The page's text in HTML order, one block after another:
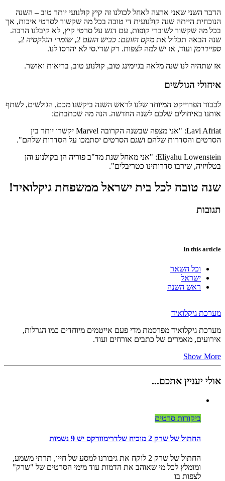
הדבר השני שאני ארצה לאחל לכולנו זה קיץ קולנועי יותר טוב – השנה
הנוכחית הייתה שנה קולנועית די טובה בכל מה שקשור לסרטי איכות, אך
בכל מה שקשור לשוברי קופות, עם דגש על סרטי קיץ, לא קיבלנו הרבה.
שנה הבאה תכלול את מקס הזועם: כביש הזעם 2 ,שומרי הגלקסיה 2
,
ספיידרמן ועוד, אז יש למה לצפות. רק שדי.סי לא יהרסו לנו.
אז שתהיה לנו שנה מלאה בגיימינג טוב, קולנוע טוב, בריאות ואושר.
איחולי הגולשים
לכבוד הפרוייקט המיוחד שלנו לראש השנה ביקשנו מכם, הגולשים, לשתף
אותנו באיחולים שלכם לשנה החדשה. הנה מה שכתבתם:
Lavi Afriat: "אני מצפה שבשנה הקרובה Marvel יקשרו יותר בין
הסרטים והסדרות שלהם ושגם הסרטים יסתמכו על הסדרות שלהם".
Eliyahu Lowenstein: "אני מאחל שנת מד"ב פוריה הן בקולנוע והן
בטלויזיה, שירבו סדרותינו כטריבלים".
שנה טובה לכל בית ישראל ממשפחת גיקלואיד!
תגובות
In this article
וכל השאר
ישראל
ראש השנה
מערכת גיקלואיד
מערכת גיקלואיד מפרסמת מדי פעם אייטמים מיוחדים כמו הגרלות,
אירועים, מאמרים של כתבים אורחים ועוד.
Show More
אולי יעניין אתכם...
ביקורות סרטים
החתול של שרק 2 מוכיח שלדרימוורקס יש 9 נשמות
החתול של שרק 2 לוקח את גיבורנו למסע של חייו, תרתי משמע,
ומומלץ לכל מי שאוהב את הדמות עוד מימי הסרטים של "שרק"
לצפות בו